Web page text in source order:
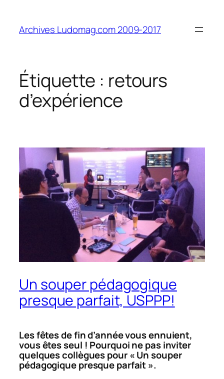
contenu
Archives Ludomag.com 2009-2017
Étiquette : retours
d’expérience
Un souper pédagogique
presque parfait, USPPP!
Les fêtes de fin d’année vous ennuient,
vous êtes seul ! Pourquoi ne pas inviter
quelques collègues pour « Un souper
pédagogique presque parfait ».